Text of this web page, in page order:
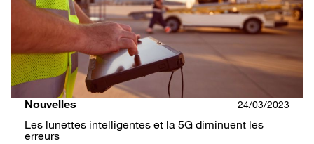
Nouvelles 24/03/2023
Les lunettes intelligentes et la 5G diminuent les
erreurs